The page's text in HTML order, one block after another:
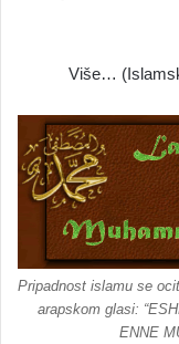
Više…
Pripadnost islamu se
arapskom glasi:
ENNE